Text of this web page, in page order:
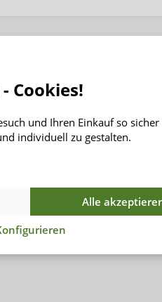
Fragen
AGB
Cookies!
und Ihren Einkauf so
individuell zu gestalten.
Alle